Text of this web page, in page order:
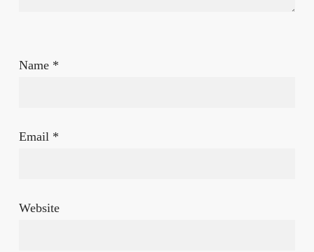
Name *
Email *
Website